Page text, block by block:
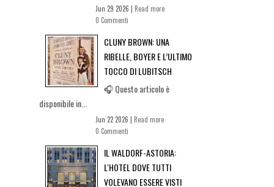
Jun 29 2026 | Read more
0 Commenti
CLUNY BROWN: UNA
RIBELLE, BOYER E L’ULTIMO
TOCCO DI LUBITSCH
🎧 Questo articolo è
disponibile in...
Jun 22 2026 | Read more
0 Commenti
IL WALDORF-ASTORIA:
L'HOTEL DOVE TUTTI
VOLEVANO ESSERE VISTI